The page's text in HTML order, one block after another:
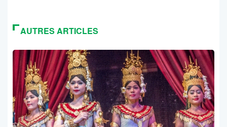
AUTRES ARTICLES